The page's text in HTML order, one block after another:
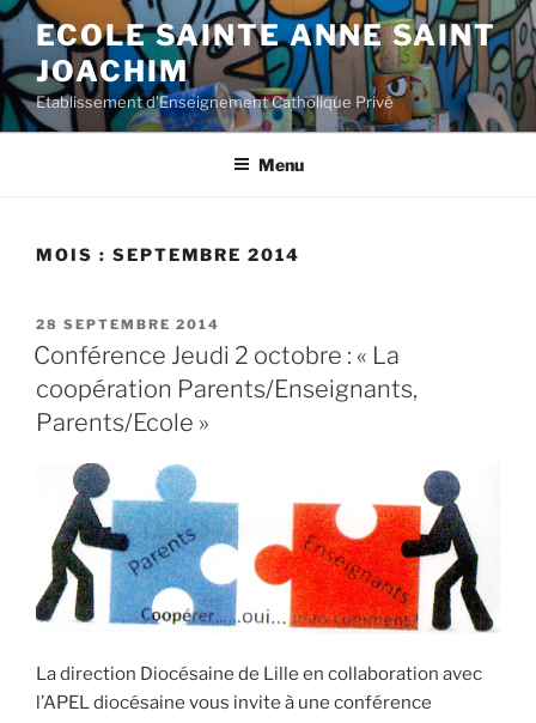
Aller
au
contenu
principal
ECOLE SAINTE ANNE SAINT
JOACHIM
Etablissement d'Enseignement Catholique Privé
Menu
MOIS : SEPTEMBRE 2014
PUBLIÉ
LE
28 SEPTEMBRE 2014
Conférence Jeudi 2 octobre : « La
coopération Parents/Enseignants,
Parents/Ecole »
La direction Diocésaine de Lille en collaboration avec
l’APEL diocésaine vous invite à une conférence